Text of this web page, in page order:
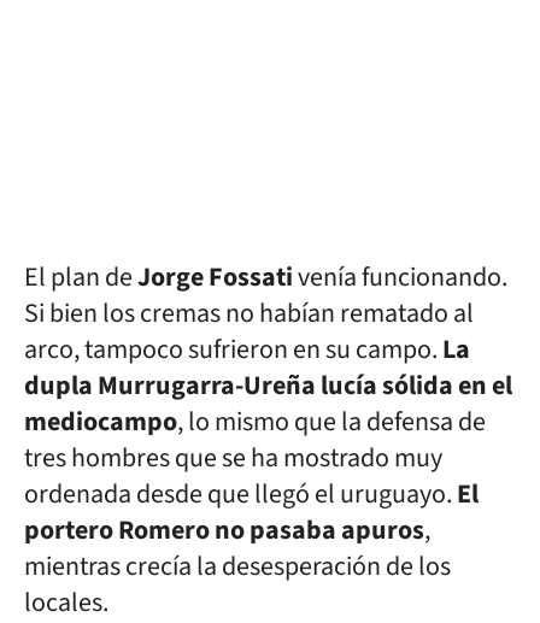
El plan deJorge Fossativenía funcionando.
Si bien los cremas no habían rematado al
arco, tampoco sufrieron en su campo.La
dupla Murrugarra-Ureña lucía sólida en el
mediocampo, lo mismo que la defensa de
tres hombres que se ha mostrado muy
ordenada desde que llegó el uruguayo.El
portero Romero no pasaba apuros,
mientras crecía la desesperación de los
locales.